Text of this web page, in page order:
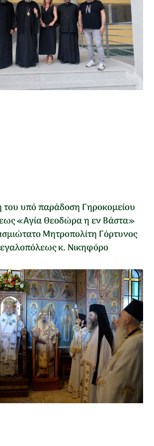
υπό παράδοση Γηροκομείου
«Αγία Θεοδώρα η εν Βάστα»
Μητροπολίτη Γόρτυνος
κ. Νικηφόρο